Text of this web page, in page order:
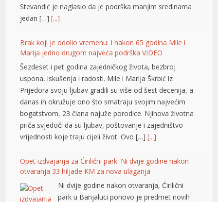
Stevandić je naglasio da je podrška manjim sredinama
jedan […][...]
Brak koji je odolio vremenu: I nakon 65 godina Mile i
Marija jedno drugom najveća podrška VIDEO
Šezdeset i pet godina zajedničkog života, bezbroj
uspona, iskušenja i radosti. Mile i Marija Škrbić iz
Prijedora svoju ljubav gradili su više od šest decenija, a
danas ih okružuje ono što smatraju svojim najvećim
bogatstvom, 23 člana najuže porodice. Njihova životna
priča svjedoči da su ljubav, poštovanje i zajedništvo
vrijednosti koje traju cijeli život. Ovo […][...]
Opet izdvajanja za Ćirilični park: Ni dvije godine nakon
otvaranja 33 hiljade KM za nova ulaganja
Ni dvije godine nakon otvaranja, Ćirilični
park u Banjaluci ponovo je predmet novih